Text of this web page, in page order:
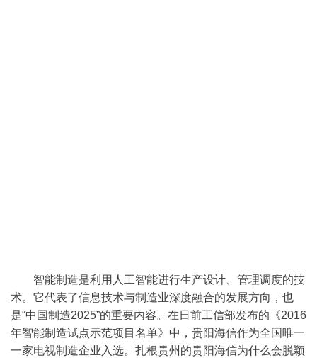
术。它代表了信息技术与制造业深度融合的发展方向，也
是“中国制造2025”的重要内容。在日前工信部发布的《2016
年智能制造试点示范项目名单》中，贵阳海信作为全国唯一
一家电视制造企业入选。扎根贵州的贵阳海信为什么会脱颖